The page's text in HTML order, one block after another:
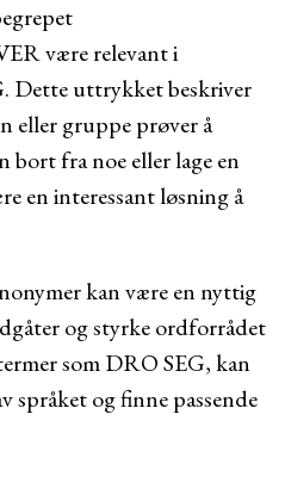
være relevant i
Dette uttrykket beskriver
eller gruppe prøver å
bort fra noe eller lage en
en interessant løsning å
kan være en nyttig
og styrke ordforrådet
som DRO SEG, kan
språket og finne passende